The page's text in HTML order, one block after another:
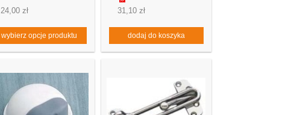
24,00 zł
wybierz opcje produktu
31,10 zł
dodaj do koszyka